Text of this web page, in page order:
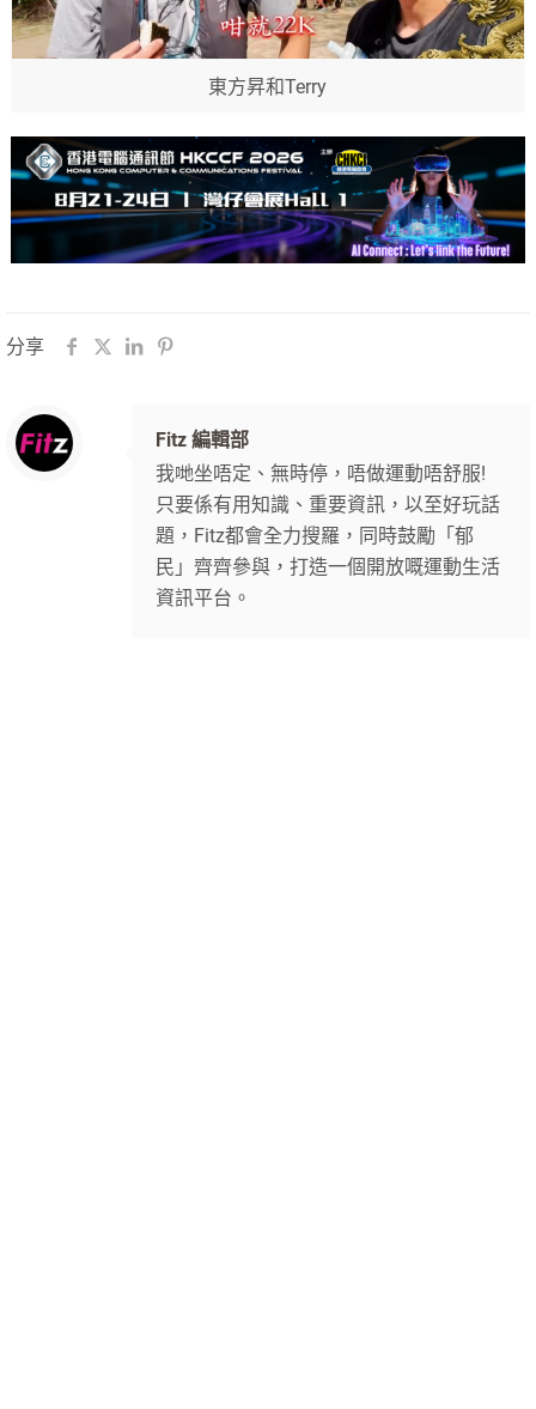
東方昇和Terry
分享
Fitz 編輯部
我哋坐唔定、無時停，唔做運動唔舒服!
只要係有用知識、重要資訊，以至好玩話
題，Fitz都會全力搜羅，同時鼓勵「郁
民」齊齊參與，打造一個開放嘅運動生活
資訊平台。